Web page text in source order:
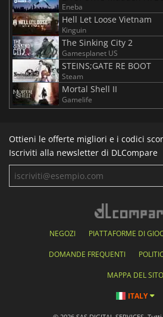
Eneba
Hell Let Loose Vietnam
Kinguin
The Sinking City 2
Gamesplanet US
STEINS;GATE RE BOOT
Steam
Mortal Shell II
Gamelife
Ottieni le offerte migliori e i codici
Iscriviti alla newsletter di DLCompare
NEGOZI PIATTAFORME DI
DOMANDE FREQUENTI
MAPPA DEL SITO
ITALY